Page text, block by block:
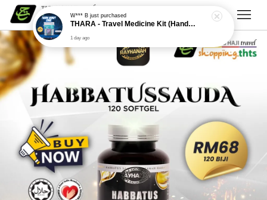
W*** Bjust purchased
THARA - Travel Medicine Kit (Handy Care)
1 day ago